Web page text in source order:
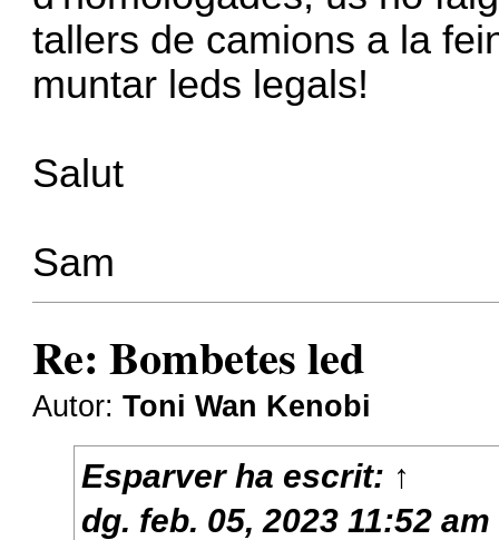
tallers de camions a la
muntar leds legals!
Salut
Sam
Re: Bombetes led
Autor:Toni Wan Kenobi
Esparverha escrit: ↑
dg. feb. 05, 2023 11:52 am